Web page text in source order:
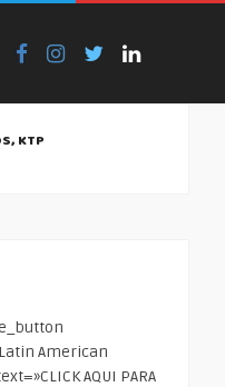
KTP
American
AQUI PARA